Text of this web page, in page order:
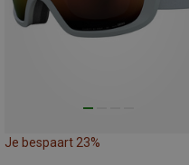
Je bespaart 23%